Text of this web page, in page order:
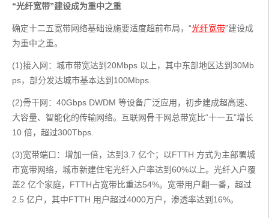
“光纤宽带”建设成为重中之重
确定十二五宽带网络基础设施要适度超前布局，“光纤宽带”建设成
为重中之重。
(1)接入网：城市带宽达到20Mbps 以上，其中东部地区达到30Mb
ps，部分发达城市基本达到100Mbps.
(2)骨干网：40Gbps DWDM 等设备广泛应用，初步建成超高速、
大容量、智能化的传输网络。互联网骨干网总带宽比“十一五”增长
10 倍，超过300Tbps.
(3)宽带端口：增加一倍，达到3.7 亿个；以FTTH 方式为主部署城
市宽带网络，城市新建住宅光纤入户率达到60%以上。光纤入户覆
盖2 亿个家庭，FTTH占宽带比重达54%。宽带用户翻一番，超过
2.5 亿户，其中FTTH 用户超过4000万户，渗透率达到16%。